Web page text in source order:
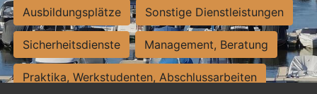
Ausbildungsplätze Sonstige Dienstleistungen
Sicherheitsdienste Management, Beratung
Praktika, Werkstudenten, Abschlussarbeiten